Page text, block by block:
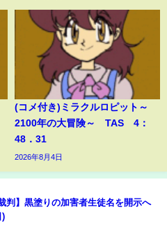
(コメ付き)ミラクルロピット～
2100年の大冒険～ TAS 4：
48．31
2026年8月4日
判】黒塗りの加害者生徒名を開示へ
)